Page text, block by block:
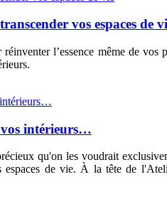
vos espaces de
réinventer l’essence même de
vos intérieurs…
qu'on les voudrait
espaces de vie. À la tête de